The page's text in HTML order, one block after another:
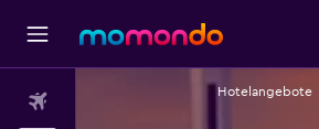
Hotelangebote